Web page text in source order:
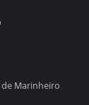
Marinheiro